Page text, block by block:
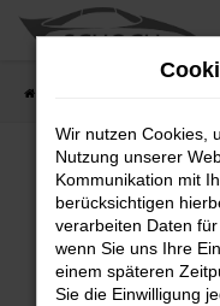
Zum
Fehler:
Beim Laden ist ein
Hier sind ein paar
Wir nutzen Cookies,
Nutzung unserer
Kommunikation mit
berücksichtigen
verarbeiten Daten
wenn Sie uns Ihre
einem späteren
Sie die Einwilligung